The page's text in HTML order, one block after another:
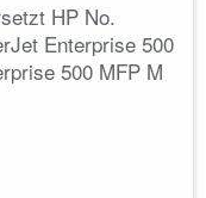
HP No.
Enterprise 500
500 MFP M